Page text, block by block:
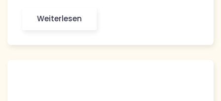
Weiterlesen